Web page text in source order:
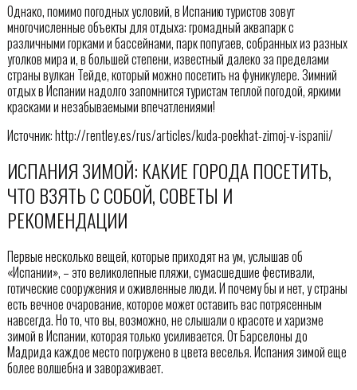
Однако, помимо погодных условий, в Испанию туристов зовут
многочисленные объекты для отдыха: громадный аквапарк с
различными горками и бассейнами, парк попугаев, собранных из разных
уголков мира и, в большей степени, известный далеко за пределами
страны вулкан Тейде, который можно посетить на фуникулере. Зимний
отдых в Испании надолго запомнится туристам теплой погодой, яркими
красками и незабываемыми впечатлениями!
Источник: http://rentley.es/rus/articles/kuda-poekhat-zimoj-v-ispanii/
ИСПАНИЯ ЗИМОЙ: КАКИЕ ГОРОДА ПОСЕТИТЬ,
ЧТО ВЗЯТЬ С СОБОЙ, СОВЕТЫ И
РЕКОМЕНДАЦИИ
Первые несколько вещей, которые приходят на ум, услышав об
«Испании», – это великолепные пляжи, сумасшедшие фестивали,
готические сооружения и оживленные люди. И почему бы и нет, у страны
есть вечное очарование, которое может оставить вас потрясенным
навсегда. Но то, что вы, возможно, не слышали о красоте и харизме
зимой в Испании, которая только усиливается. От Барселоны до
Мадрида каждое место погружено в цвета веселья. Испания зимой еще
более волшебна и завораживает.